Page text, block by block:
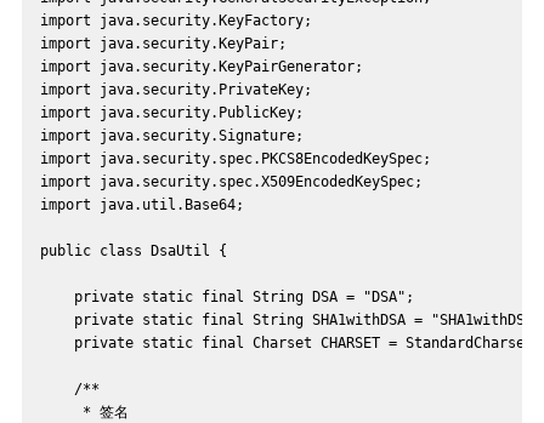
import java.security.KeyFactory;
import java.security.KeyPair;
import java.security.KeyPairGenerator;
import java.security.PrivateKey;
import java.security.PublicKey;
import java.security.Signature;
import java.security.spec.PKCS8EncodedKeySpec;
import java.security.spec.X509EncodedKeySpec;
import java.util.Base64;
public class DsaUtil {
    private static final String DSA = "DSA";
private static final String SHA1withDSA =
private static final Charset CHARSET =
    /**
     * 签名